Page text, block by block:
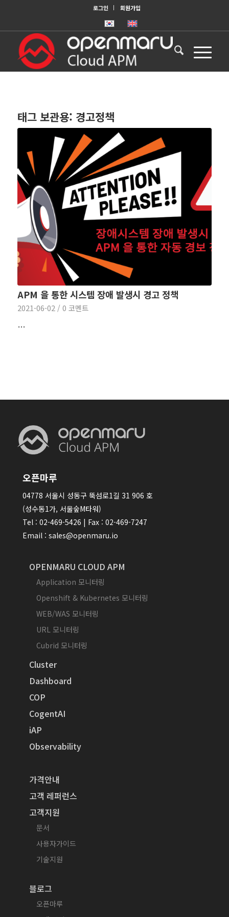
로그인 회원가입
태그 보관용: 경고정책
APM 을 통한 시스템 장애 발생시 경고 정책
2021-06-02 / 0 코멘트
…
오픈마루
04778 서울시 성동구 뚝섬로1길 31 906 호
(성수동1가, 서울숲M타워)
Tel : 02-469-5426 | Fax : 02-469-7247
Email : sales@openmaru.io
OPENMARU CLOUD APM
Application 모니터링
Openshift & Kubernetes 모니터링
WEB/WAS 모니터링
URL 모니터링
Cubrid 모니터링
Cluster
Dashboard
COP
CogentAI
iAP
Observability
가격안내
고객 레퍼런스
고객지원
문서
사용자가이드
기술지원
블로그
오픈마루